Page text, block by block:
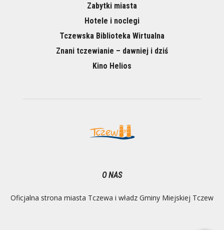
Zabytki miasta
Hotele i noclegi
Tczewska Biblioteka Wirtualna
Znani tczewianie – dawniej i dziś
Kino Helios
O NAS
Oficjalna strona miasta Tczewa i władz Gminy Miejskiej Tczew